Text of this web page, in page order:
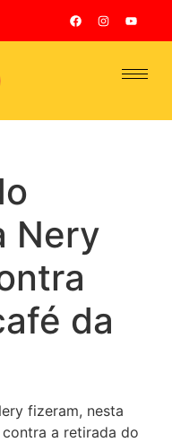
Nery
da
fizeram, nesta
a retirada do